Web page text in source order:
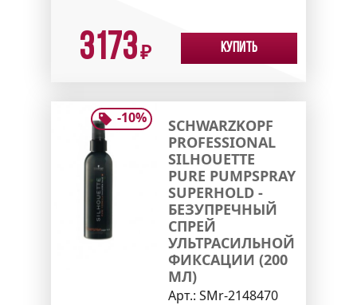
3173₽ Купить
-10%
SCHWARZKOPF
PROFESSIONAL
SILHOUETTE
PURE PUMPSPRAY
SUPERHOLD -
БЕЗУПРЕЧНЫЙ
СПРЕЙ
УЛЬТРАСИЛЬНОЙ
ФИКСАЦИИ (200
МЛ)
Арт.: SMr-2148470